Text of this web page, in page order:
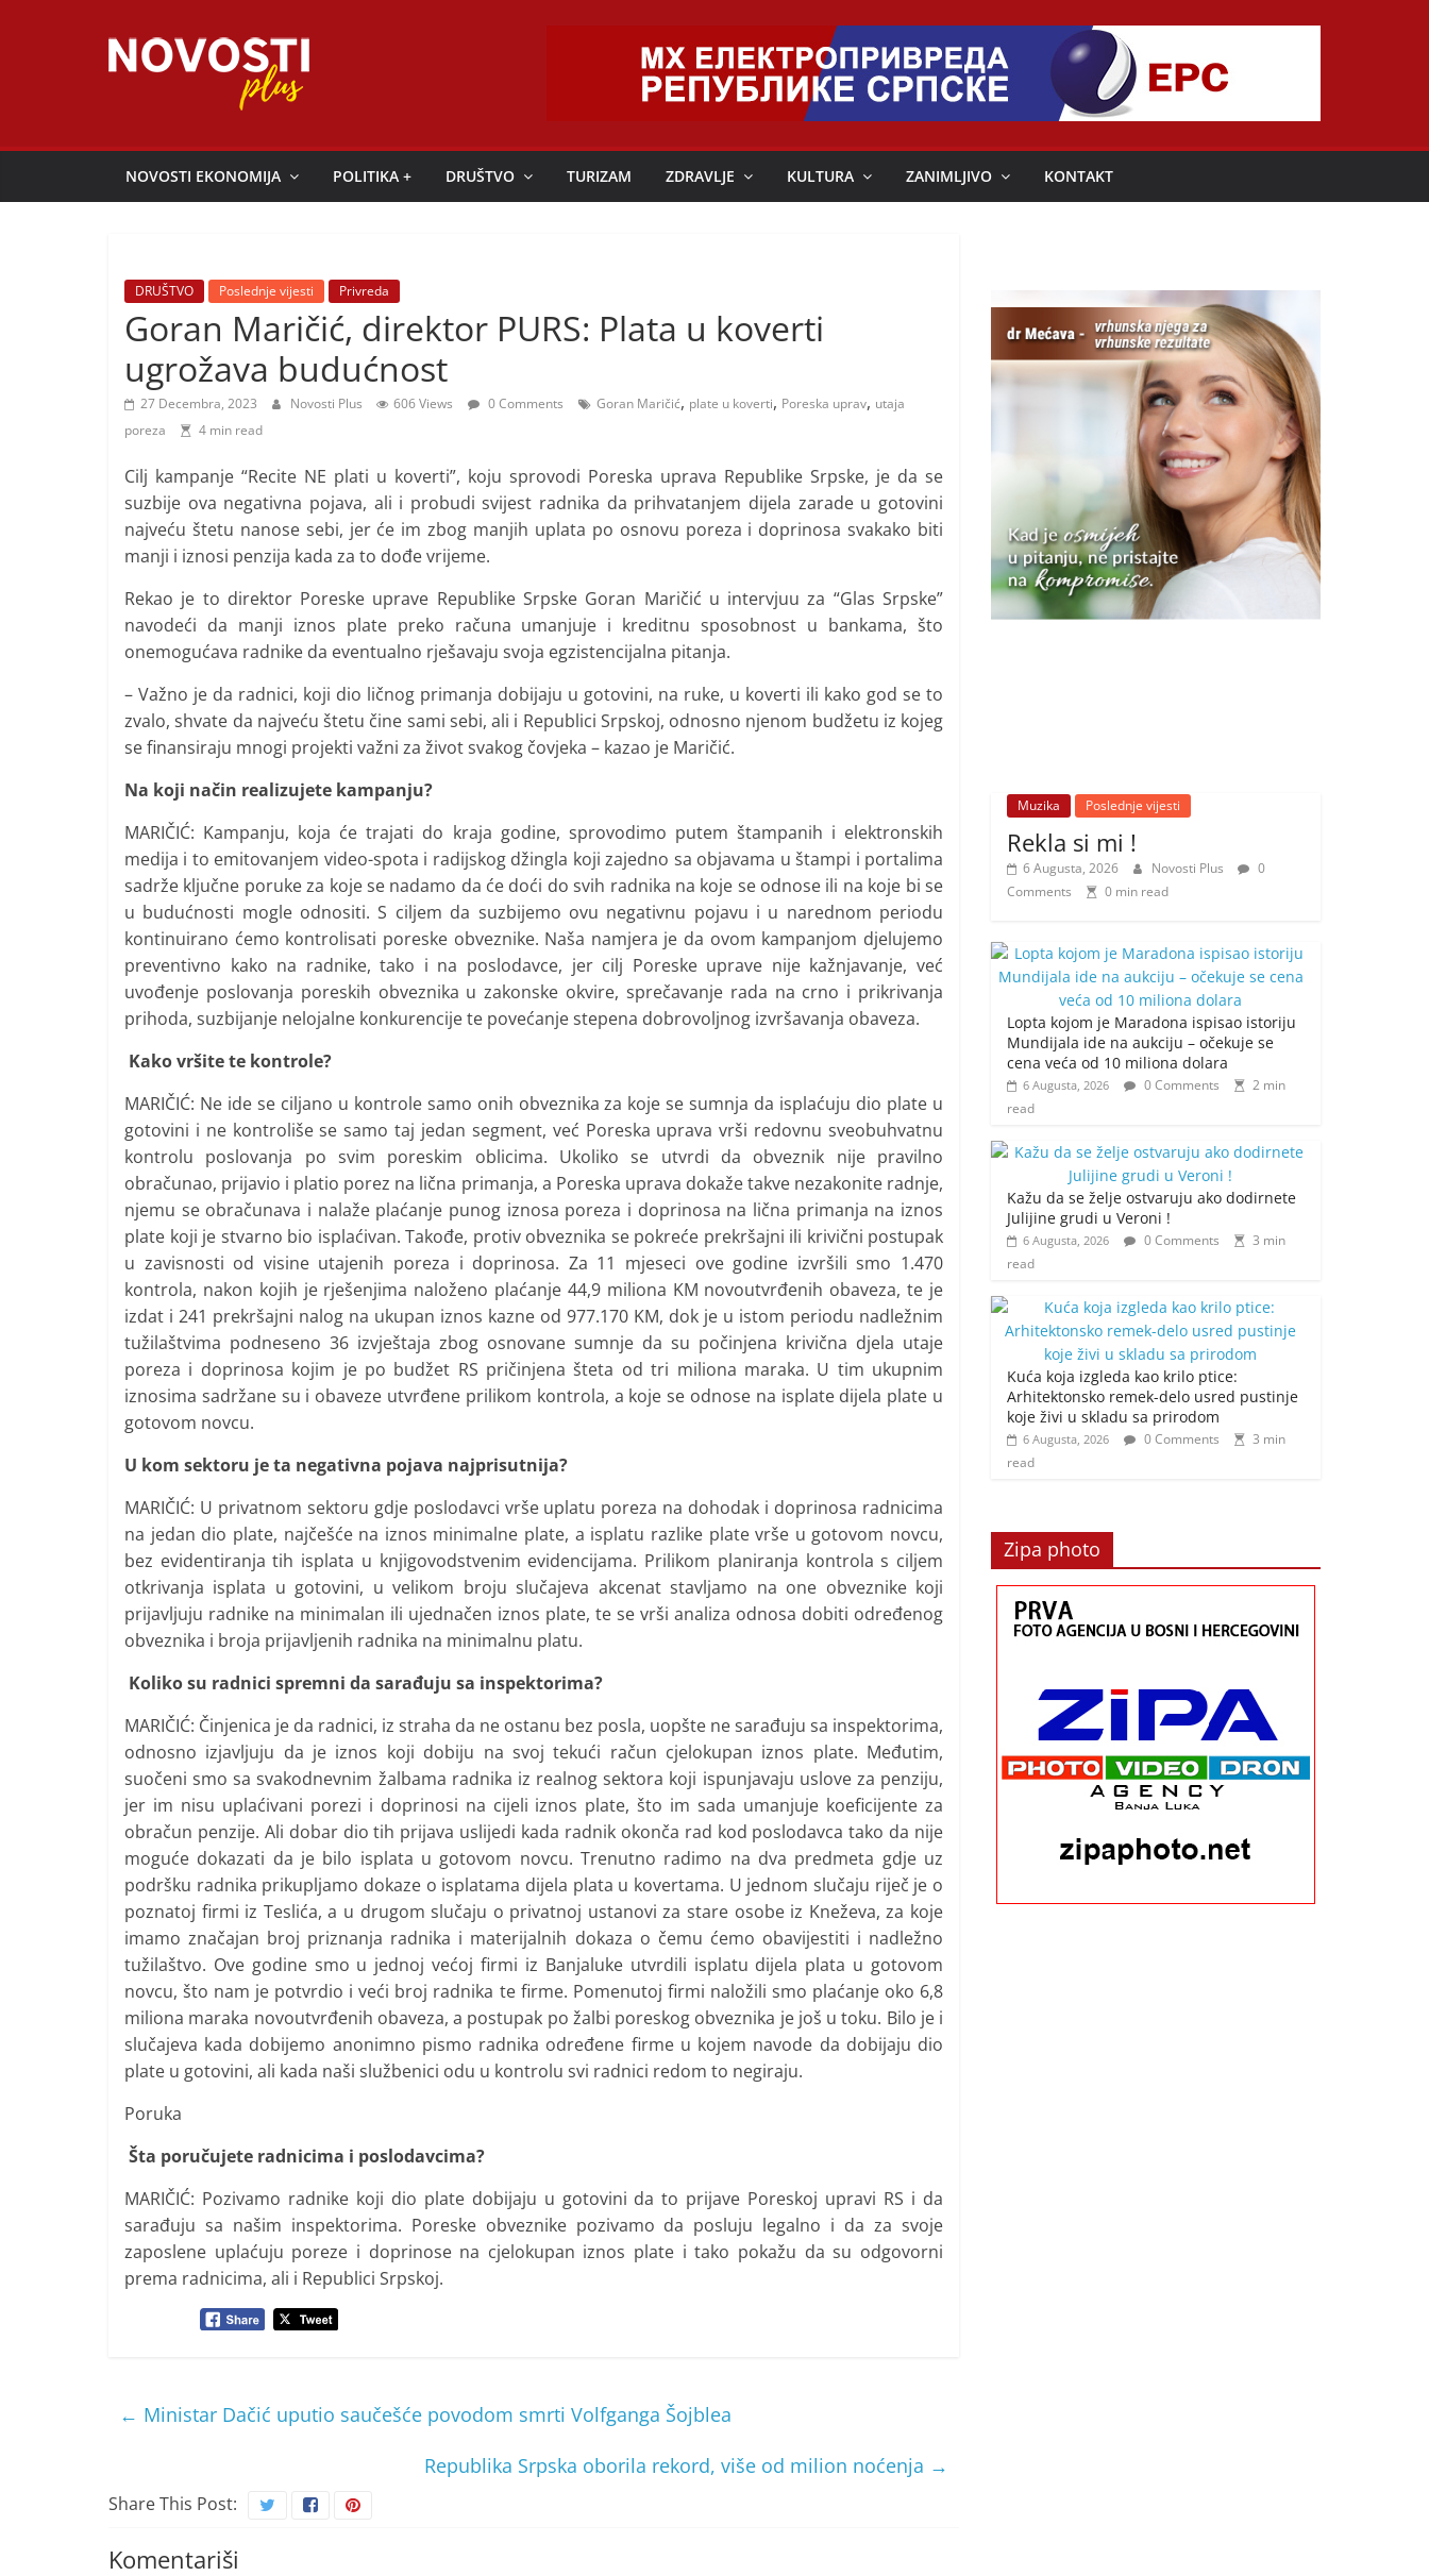
Novosti
Plus
NOVOSTI EKONOMIJA POLITIKA + DRUŠTVO TURIZAM ZDRAVLJE KULTURA ZANIMLJIVO KONTAKT
DRUŠTVO Poslednje vijesti Privreda
Goran Maričić, direktor PURS: Plata u koverti
ugrožava budućnost
27 Decembra, 2023 Novosti Plus 606 Views 0 Comments Goran Maričić, plate u koverti, Poreska uprav, utaja
poreza
4 min read
Cilj kampanje “Recite NE plati u koverti”, koju sprovodi Poreska uprava Republike Srpske, je da se
suzbije ova negativna pojava, ali i probudi svijest radnika da prihvatanjem dijela zarade u gotovini
najveću štetu nanose sebi, jer će im zbog manjih uplata po osnovu poreza i doprinosa svakako biti
manji i iznosi penzija kada za to dođe vrijeme.
Rekao je to direktor Poreske uprave Republike Srpske Goran Maričić u intervjuu za “Glas Srpske”
navodeći da manji iznos plate preko računa umanjuje i kreditnu sposobnost u bankama, što
onemogućava radnike da eventualno rješavaju svoja egzistencijalna pitanja.
– Važno je da radnici, koji dio ličnog primanja dobijaju u gotovini, na ruke, u koverti ili kako god se to
zvalo, shvate da najveću štetu čine sami sebi, ali i Republici Srpskoj, odnosno njenom budžetu iz kojeg
se finansiraju mnogi projekti važni za život svakog čovjeka – kazao je Maričić.
Na koji način realizujete kampanju?
MARIČIĆ: Kampanju, koja će trajati do kraja godine, sprovodimo putem štampanih i elektronskih
medija i to emitovanjem video-spota i radijskog džingla koji zajedno sa objavama u štampi i portalima
sadrže ključne poruke za koje se nadamo da će doći do svih radnika na koje se odnose ili na koje bi se
u budućnosti mogle odnositi. S ciljem da suzbijemo ovu negativnu pojavu i u narednom periodu
kontinuirano ćemo kontrolisati poreske obveznike. Naša namjera je da ovom kampanjom djelujemo
preventivno kako na radnike, tako i na poslodavce, jer cilj Poreske uprave nije kažnjavanje, već
uvođenje poslovanja poreskih obveznika u zakonske okvire, sprečavanje rada na crno i prikrivanja
prihoda, suzbijanje nelojalne konkurencije te povećanje stepena dobrovoljnog izvršavanja obaveza.
Kako vršite te kontrole?
MARIČIĆ: Ne ide se ciljano u kontrole samo onih obveznika za koje se sumnja da isplaćuju dio plate u
gotovini i ne kontroliše se samo taj jedan segment, već Poreska uprava vrši redovnu sveobuhvatnu
kontrolu poslovanja po svim poreskim oblicima. Ukoliko se utvrdi da obveznik nije pravilno
obračunao, prijavio i platio porez na lična primanja, a Poreska uprava dokaže takve nezakonite radnje,
njemu se obračunava i nalaže plaćanje punog iznosa poreza i doprinosa na lična primanja na iznos
plate koji je stvarno bio isplaćivan. Takođe, protiv obveznika se pokreće prekršajni ili krivični postupak
u zavisnosti od visine utajenih poreza i doprinosa. Za 11 mjeseci ove godine izvršili smo 1.470
kontrola, nakon kojih je rješenjima naloženo plaćanje 44,9 miliona KM novoutvrđenih obaveza, te je
izdat i 241 prekršajni nalog na ukupan iznos kazne od 977.170 KM, dok je u istom periodu nadležnim
tužilaštvima podneseno 36 izvještaja zbog osnovane sumnje da su počinjena krivična djela utaje
poreza i doprinosa kojim je po budžet RS pričinjena šteta od tri miliona maraka. U tim ukupnim
iznosima sadržane su i obaveze utvrđene prilikom kontrola, a koje se odnose na isplate dijela plate u
gotovom novcu.
U kom sektoru je ta negativna pojava najprisutnija?
MARIČIĆ: U privatnom sektoru gdje poslodavci vrše uplatu poreza na dohodak i doprinosa radnicima
na jedan dio plate, najčešće na iznos minimalne plate, a isplatu razlike plate vrše u gotovom novcu,
bez evidentiranja tih isplata u knjigovodstvenim evidencijama. Prilikom planiranja kontrola s ciljem
otkrivanja isplata u gotovini, u velikom broju slučajeva akcenat stavljamo na one obveznike koji
prijavljuju radnike na minimalan ili ujednačen iznos plate, te se vrši analiza odnosa dobiti određenog
obveznika i broja prijavljenih radnika na minimalnu platu.
Koliko su radnici spremni da sarađuju sa inspektorima?
MARIČIĆ: Činjenica je da radnici, iz straha da ne ostanu bez posla, uopšte ne sarađuju sa inspektorima,
odnosno izjavljuju da je iznos koji dobiju na svoj tekući račun cjelokupan iznos plate. Međutim,
suočeni smo sa svakodnevnim žalbama radnika iz realnog sektora koji ispunjavaju uslove za penziju,
jer im nisu uplaćivani porezi i doprinosi na cijeli iznos plate, što im sada umanjuje koeficijente za
obračun penzije. Ali dobar dio tih prijava uslijedi kada radnik okonča rad kod poslodavca tako da nije
moguće dokazati da je bilo isplata u gotovom novcu. Trenutno radimo na dva predmeta gdje uz
podršku radnika prikupljamo dokaze o isplatama dijela plata u kovertama. U jednom slučaju riječ je o
poznatoj firmi iz Teslića, a u drugom slučaju o privatnoj ustanovi za stare osobe iz Kneževa, za koje
imamo značajan broj priznanja radnika i materijalnih dokaza o čemu ćemo obavijestiti i nadležno
tužilaštvo. Ove godine smo u jednoj većoj firmi iz Banjaluke utvrdili isplatu dijela plata u gotovom
novcu, što nam je potvrdio i veći broj radnika te firme. Pomenutoj firmi naložili smo plaćanje oko 6,8
miliona maraka novoutvrđenih obaveza, a postupak po žalbi poreskog obveznika je još u toku. Bilo je i
slučajeva kada dobijemo anonimno pismo radnika određene firme u kojem navode da dobijaju dio
plate u gotovini, ali kada naši službenici odu u kontrolu svi radnici redom to negiraju.
Poruka
Šta poručujete radnicima i poslodavcima?
MARIČIĆ: Pozivamo radnike koji dio plate dobijaju u gotovini da to prijave Poreskoj upravi RS i da
sarađuju sa našim inspektorima. Poreske obveznike pozivamo da posluju legalno i da za svoje
zaposlene uplaćuju poreze i doprinose na cjelokupan iznos plate i tako pokažu da su odgovorni
prema radnicima, ali i Republici Srpskoj.
← Ministar Dačić uputio saučešće povodom smrti Volfganga Šojblea
Republika Srpska oborila rekord, više od milion noćenja →
Share This Post:
Komentariši
Muzika Poslednje vijesti
Rekla si mi !
6 Augusta, 2026 Novosti Plus
0
Comments
0 min read
Lopta kojom je Maradona ispisao istoriju
Mundijala ide na aukciju – očekuje se
cena veća od 10 miliona dolara
6 Augusta, 2026 0 Comments
2 min
read
Kažu da se želje ostvaruju ako dodirnete
Julijine grudi u Veroni !
6 Augusta, 2026 0 Comments
3 min
read
Kuća koja izgleda kao krilo ptice:
Arhitektonsko remek-delo usred pustinje
koje živi u skladu sa prirodom
6 Augusta, 2026 0 Comments
3 min
read
Zipa photo